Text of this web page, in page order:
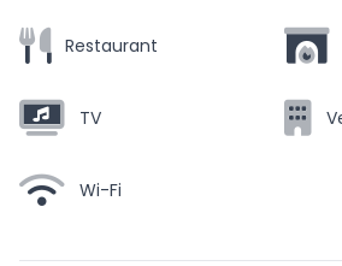
Restaurant
TV
Wi-Fi